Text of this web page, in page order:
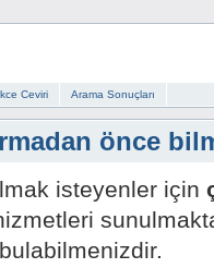
Ceviri Arama Sonuçları
önce
isteyenler için